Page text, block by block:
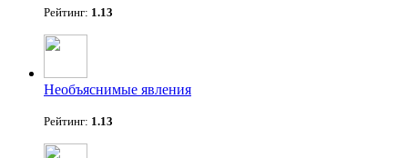
Рейтинг: 1.13
Необъяснимые явления
Рейтинг: 1.13